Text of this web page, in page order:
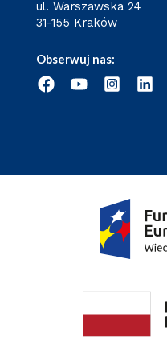
ul. Warszawska 24
31-155 Kraków
Obserwuj nas: